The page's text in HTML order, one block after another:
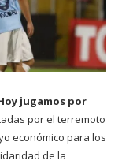
jugamos por
por el terremoto
económico para los
de la